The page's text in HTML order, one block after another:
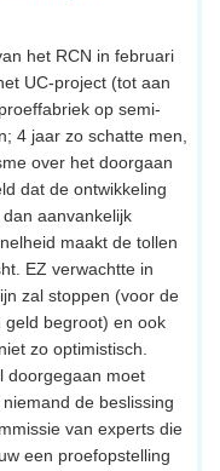
het RCN in februari
UC-project (tot aan
op semi-
4 jaar zo schatte men,
over het doorgaan
dat de ontwikkeling
aanvankelijk
maakt de tollen
EZ verwachtte in
zal stoppen (voor de
geld begroot) en ook
zo optimistisch.
doorgegaan moet
de beslissing
van experts die
een proefopstelling